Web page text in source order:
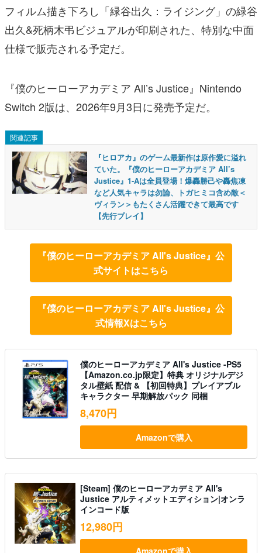
フィルム描き下ろし「緑谷出久：ライジング」の緑谷
出久&死柄木弔ビジュアルが印刷された、特別な中面
仕様で販売される予定だ。
『僕のヒーローアカデミア All’s Justice』Nintendo
Switch 2版は、2026年9月3日に発売予定だ。
関連記事
『ヒロアカ』のゲーム最新作は原作愛に溢れ
ていた。『僕のヒーローアカデミア All’s
Justice』1-Aは全員登場！爆轟勝己や轟焦凍
など人気キャラは勿論、トガヒミコ含め敵＜
ヴィラン＞もたくさん活躍できて最高です
【先行プレイ】
『僕のヒーローアカデミア All's Justice』公
式サイトはこちら
『僕のヒーローアカデミア All's Justice』公
式情報Xはこちら
僕のヒーローアカデミア All's Justice -PS5
【Amazon.co.jp限定】特典 オリジナルデジ
タル壁紙 配信 & 【初回特典】プレイアブル
キャラクター 早期解放パック 同梱
8,470円
Amazonで購入
[Steam] 僕のヒーローアカデミア All's
Justice アルティメットエディション|オンラ
インコード版
12,980円
Amazonで購入